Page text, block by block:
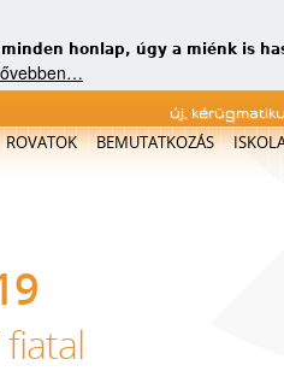
honlap, úgy a miénk is
új,
ROVATOK BEMUTATKOZÁS